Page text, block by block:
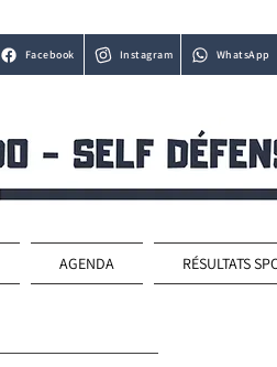
Facebook Instagram WhatsApp
AGENDA RÉSULTATS